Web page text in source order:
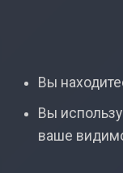
Вы
Вы
ваше